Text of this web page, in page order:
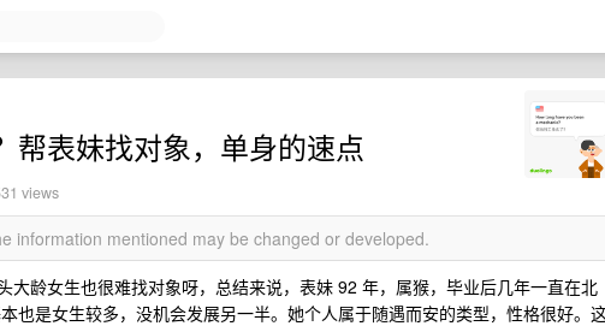
帮表妹找对象，单身的速点
views
information mentioned may be changed or developed.
大龄女生也很难找对象呀，总结来说，表妹 92 年，属猴，毕业后几年一直在北
也是女生较多，没机会发展另一半。她个人属于随遇而安的类型，性格很好。